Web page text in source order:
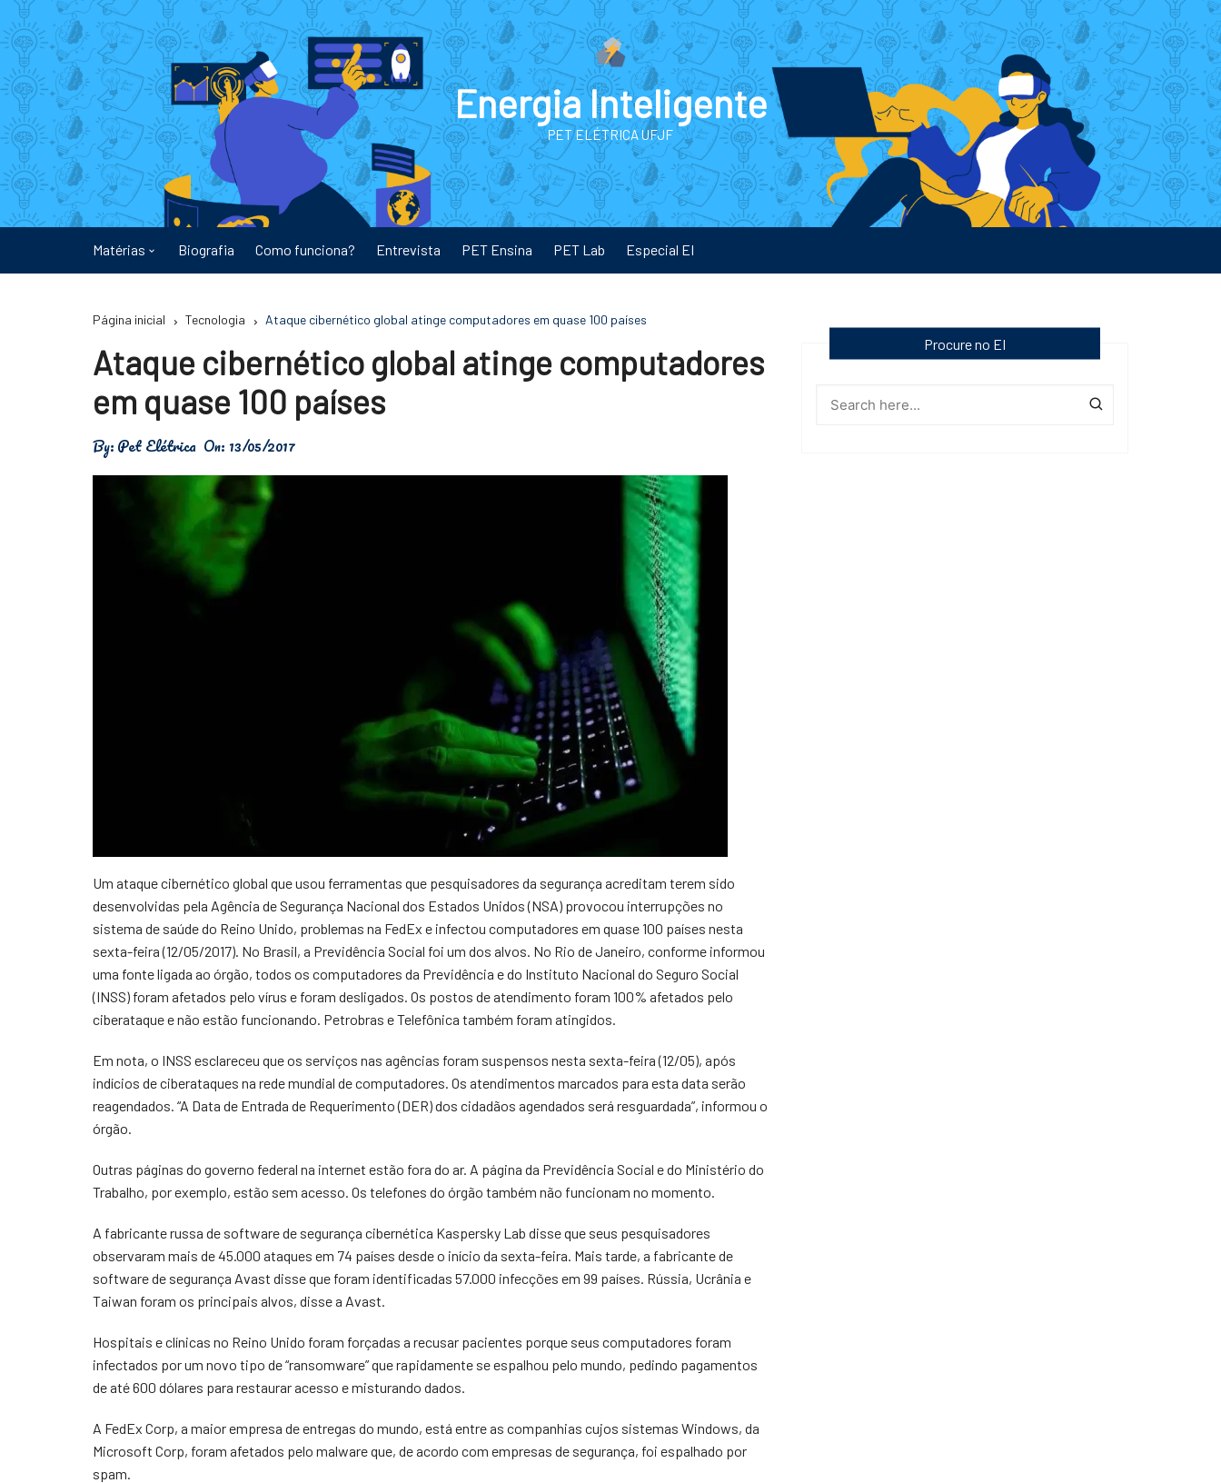
para
conteúdo
Energia Inteligente
PET ELÉTRICA UFJF
Matérias
Energia
Física
Meio Ambiente
Biografia Como funciona? Entrevista PET Ensina PET Lab Especial EI
Página inicial Tecnologia Ataque cibernético global atinge computadores em quase 100 países
Ataque cibernético global atinge computadores
em quase 100 países
By:Pet Elétrica On: 13/05/2017
Um ataque cibernético global que usou ferramentas que pesquisadores da segurança acreditam terem sido
desenvolvidas pela Agência de Segurança Nacional dos Estados Unidos (NSA) provocou interrupções no
sistema de saúde do Reino Unido, problemas na FedEx e infectou computadores em quase 100 países nesta
sexta-feira (12/05/2017). No Brasil, a Previdência Social foi um dos alvos. No Rio de Janeiro, conforme informou
uma fonte ligada ao órgão, todos os computadores da Previdência e do Instituto Nacional do Seguro Social
(INSS) foram afetados pelo vírus e foram desligados. Os postos de atendimento foram 100% afetados pelo
ciberataque e não estão funcionando. Petrobras e Telefônica também foram atingidos.
Em nota, o INSS esclareceu que os serviços nas agências foram suspensos nesta sexta-feira (12/05), após
indícios de ciberataques na rede mundial de computadores. Os atendimentos marcados para esta data serão
reagendados. “A Data de Entrada de Requerimento (DER) dos cidadãos agendados será resguardada”, informou o
órgão.
Outras páginas do governo federal na internet estão fora do ar. A página da Previdência Social e do Ministério do
Trabalho, por exemplo, estão sem acesso. Os telefones do órgão também não funcionam no momento.
A fabricante russa de software de segurança cibernética Kaspersky Lab disse que seus pesquisadores
observaram mais de 45.000 ataques em 74 países desde o início da sexta-feira. Mais tarde, a fabricante de
software de segurança Avast disse que foram identificadas 57.000 infecções em 99 países. Rússia, Ucrânia e
Taiwan foram os principais alvos, disse a Avast.
Hospitais e clínicas no Reino Unido foram forçadas a recusar pacientes porque seus computadores foram
infectados por um novo tipo de “ransomware” que rapidamente se espalhou pelo mundo, pedindo pagamentos
de até 600 dólares para restaurar acesso e misturando dados.
A FedEx Corp, a maior empresa de entregas do mundo, está entre as companhias cujos sistemas Windows, da
Microsoft Corp, foram afetados pelo malware que, de acordo com empresas de segurança, foi espalhado por
spam.
Procure no EI